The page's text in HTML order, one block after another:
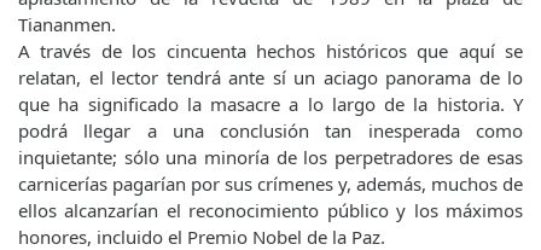
Tiananmen.
A través de los cincuenta hechos históricos que aquí se
relatan, el lector tendrá ante sí un aciago panorama de lo
que ha significado la masacre a lo largo de la historia. Y
podrá llegar a una conclusión tan inesperada como
inquietante; sólo una minoría de los perpetradores de esas
carnicerías pagarían por sus crímenes y, además, muchos de
ellos alcanzarían el reconocimiento público y los máximos
honores, incluido el Premio Nobel de la Paz.